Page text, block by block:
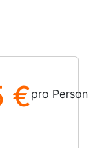
€pro Person